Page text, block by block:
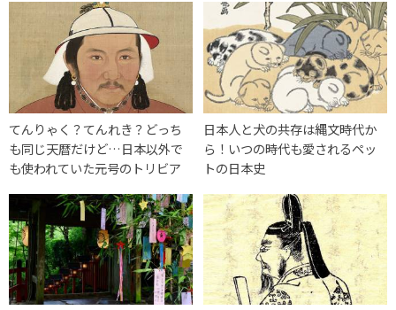
てんりゃく？てんれき？どっち
も同じ天暦だけど…日本以外で
も使われていた元号のトリビア
日本人と犬の共存は縄文時代か
ら！いつの時代も愛されるペッ
トの日本史